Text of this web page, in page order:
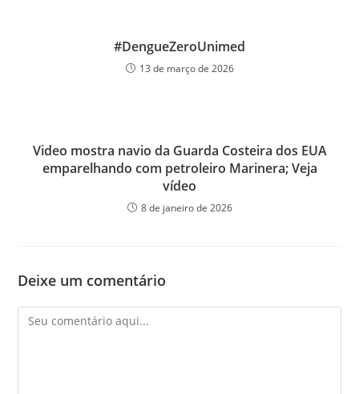
#DengueZeroUnimed
13 de março de 2026
Video mostra navio da Guarda Costeira dos EUA
emparelhando com petroleiro Marinera; Veja
vídeo
8 de janeiro de 2026
Deixe um comentário
Comentário